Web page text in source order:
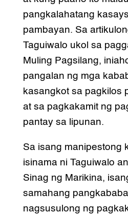
pangkalahatang
pambayan. Sa
Taguiwalo ukol sa
Muling Pagsilang,
pangalan ng mga
kasangkot sa pagkilos
at sa pagkakamit ng
pantay sa lipunan.
Sa isang manipestong
isinama ni Taguiwalo
Sinag ng Marikina,
samahang
nagsusulong ng